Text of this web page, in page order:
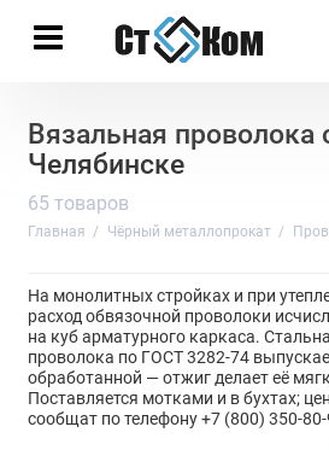
Вязальная проволока
Челябинске
65 товаров
Главная Чёрный металлопрокат
На монолитных стройках и при
расход обвязочной проволоки
на куб арматурного каркаса.
проволока по ГОСТ 3282-74
обработанной — отжиг делает её
Поставляется мотками и в бухтах;
сообщат по телефону +7 (800) 350-